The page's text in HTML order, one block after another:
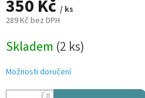
350 Kč / ks
289 Kč bez DPH
cena:
Skladem (2 ks)
Možnosti doručení